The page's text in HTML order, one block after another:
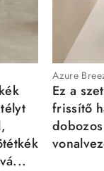
Azure
Ez a
frissítő